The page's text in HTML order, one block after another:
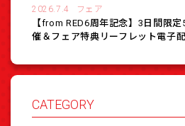
2026.7.4 フェア
【from RED6周年記念】3日間限
催＆フェア特典リーフレット電子配
CATEGORY